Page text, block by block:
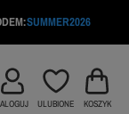
SUMMER2026
ULUBIONE KOSZYK